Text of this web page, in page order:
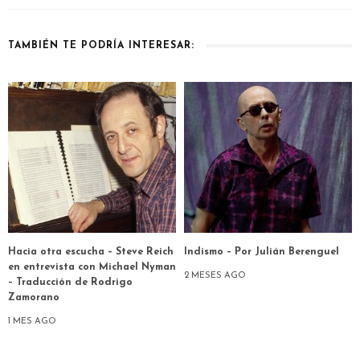
TAMBIÉN TE PODRÍA INTERESAR:
Hacia otra escucha – Steve Reich
en entrevista con Michael Nyman
– Traducción de Rodrigo
Zamorano
1 MES AGO
Indismo – Por Julián Berenguel
2 MESES AGO